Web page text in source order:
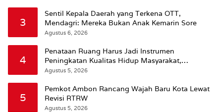
3
Sentil Kepala Daerah yang Terkena OTT,
Mendagri: Mereka Bukan Anak Kemarin Sore
Agustus 6, 2026
4
Penataan Ruang Harus Jadi Instrumen
Peningkatan Kualitas Hidup Masyarakat,
Wattimena: Revisi RT-RW Ditetapkan Pemkot
Agustus 5, 2026
5
Pemkot Ambon Rancang Wajah Baru Kota Lewat
Revisi RTRW
Agustus 5, 2026